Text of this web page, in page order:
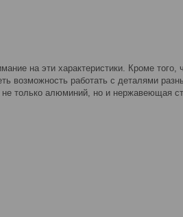
на эти характеристики. Кроме того,
возможность работать с деталями
только алюминий, но и нержавеющая